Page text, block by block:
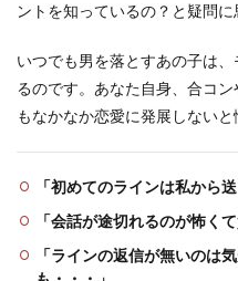
ントを知っているの？と疑問に
いつでも男を落とすあの子は
るのです。あなた自身、合コ
もなかなか恋愛に発展しないと
「初めてのラインは私から
「会話が途切れるのが怖く
「ラインの返信が無いのは